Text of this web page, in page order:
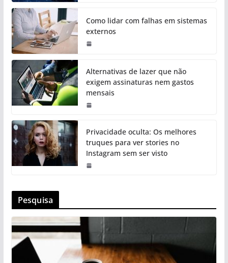
Como lidar com falhas em sistemas
externos
Alternativas de lazer que não
exigem assinaturas nem gastos
mensais
Privacidade oculta: Os melhores
truques para ver stories no
Instagram sem ser visto
Pesquisa